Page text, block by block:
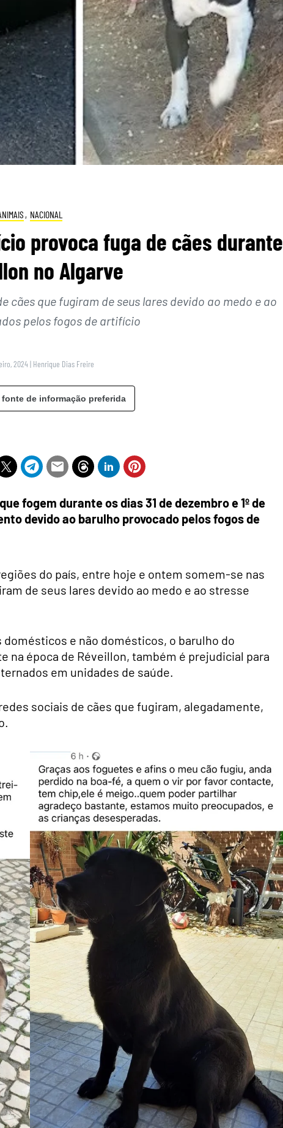
, NACIONAL
provoca fuga de cães durante
no Algarve
cães que fugiram de seus lares devido ao medo e ao
pelos fogos de artifício
2024 | Henrique Dias Freire
de informação preferida
fogem durante os dias 31 de dezembro e 1º de
devido ao barulho provocado pelos fogos de
do país, entre hoje e ontem somem-se nas
de seus lares devido ao medo e ao stresse
e não domésticos, o barulho do
época de Réveillon, também é prejudicial para
em unidades de saúde.
sociais de cães que fugiram, alegadamente,